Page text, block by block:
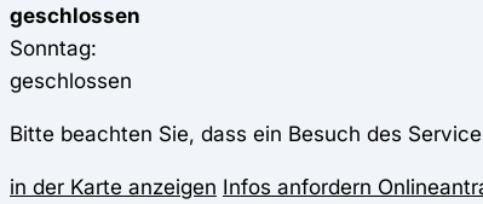
geschlossen
Sonntag:
geschlossen
Bitte beachten Sie, dass ein Besuch des
in der Karte anzeigen Infos anfordern